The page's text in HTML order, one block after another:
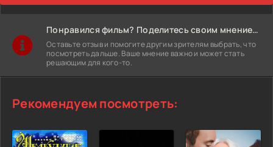
Понравился фильм? Поделитесь своим мнением!
Оставьте отзыв и помогите другим зрителям выбрать, что
посмотреть дальше. Ваше мнение важно и может стать
решающим для кого-то.
Рекомендуем посмотреть: